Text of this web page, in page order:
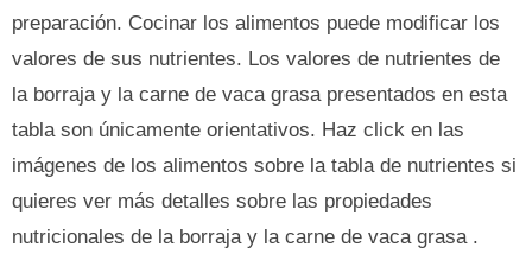
preparación. Cocinar los alimentos puede modificar los
valores de sus nutrientes. Los valores de nutrientes de
la borraja y la carne de vaca grasa presentados en esta
tabla son únicamente orientativos. Haz click en las
imágenes de los alimentos sobre la tabla de nutrientes si
quieres ver más detalles sobre las propiedades
nutricionales de la borraja y la carne de vaca grasa .